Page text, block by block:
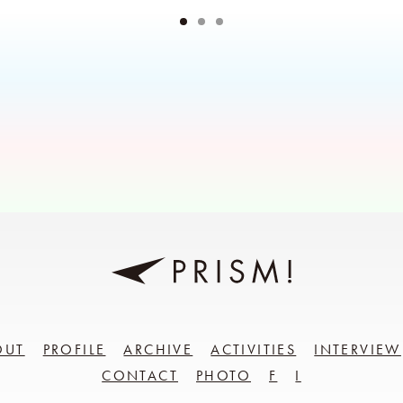
PROFILE ARCHIVE ACTIVITIES
INTERVIEW
CONTACT
PHOTO F I